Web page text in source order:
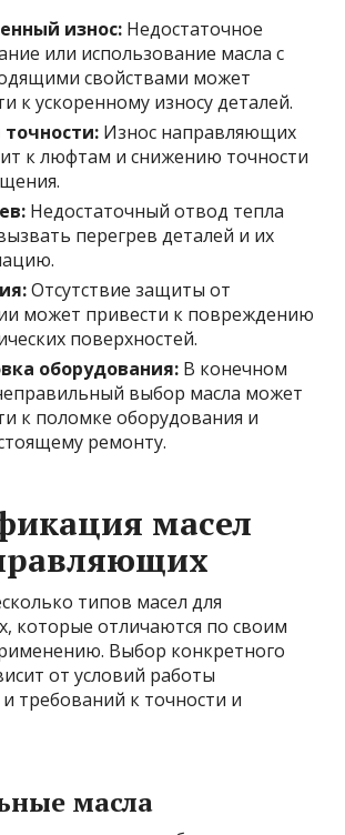
износ: Недостаточное
или использование масла с
свойствами может
к ускоренному износу деталей.
точности: Износ направляющих
к люфтам и снижению точности
Недостаточный отвод тепла
перегрев деталей и их
Отсутствие защиты от
может привести к повреждению
поверхностей.
оборудования: В конечном
выбор масла может
к поломке оборудования и
ремонту.
масел
типов масел для
которые отличаются по своим
Выбор конкретного
от условий работы
требований к точности и
масла